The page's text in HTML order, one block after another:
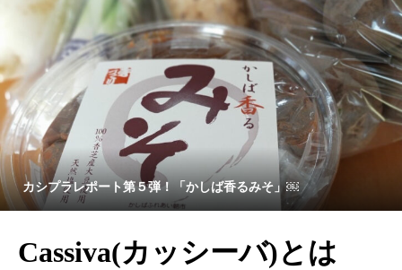
カシプラレポート第５弾！「かしば香るみそ」￼
Cassiva(カッシーバ)とは